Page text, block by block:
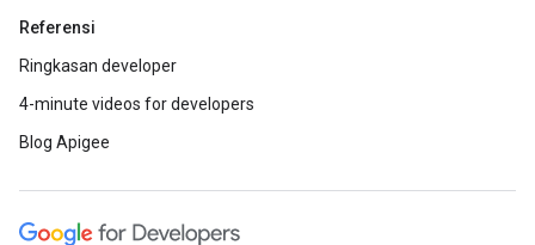
Referensi
Ringkasan developer
4-minute videos for developers
Blog Apigee